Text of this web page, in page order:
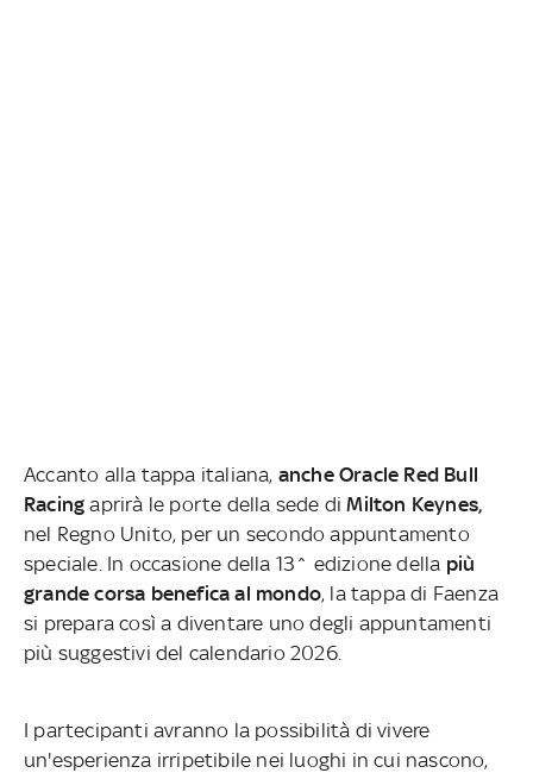
Accanto alla tappa italiana, anche Oracle Red Bull
Racing aprirà le porte della sede diMilton Keynes,
nel Regno Unito, per un secondo appuntamento
speciale. In occasione della 13^ edizione della più
grande corsa benefica al mondo, la tappa di Faenza
si prepara così a diventare uno degli appuntamenti
più suggestivi del calendario 2026.
I partecipanti avranno la possibilità di vivere
un'esperienza irripetibile nei luoghi in cui nascono,